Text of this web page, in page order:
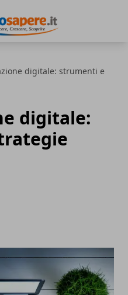
digitale: strumenti e
digitale: